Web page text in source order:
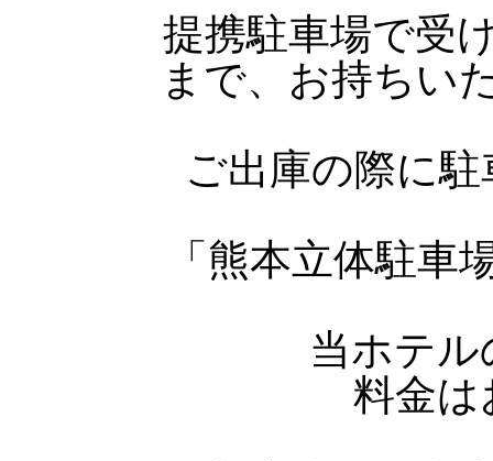
提携駐車場で受
まで、お持ちい
ご出庫の際に
「熊本立体駐車
当ホテ
料金は